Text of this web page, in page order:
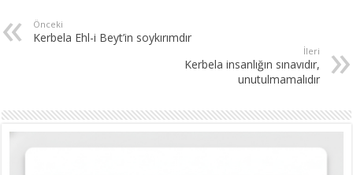
Önceki
Kerbela Ehl-i Beyt’in soykırımdır
İleri
Kerbela insanlığın sınavıdır,
unutulmamalıdır